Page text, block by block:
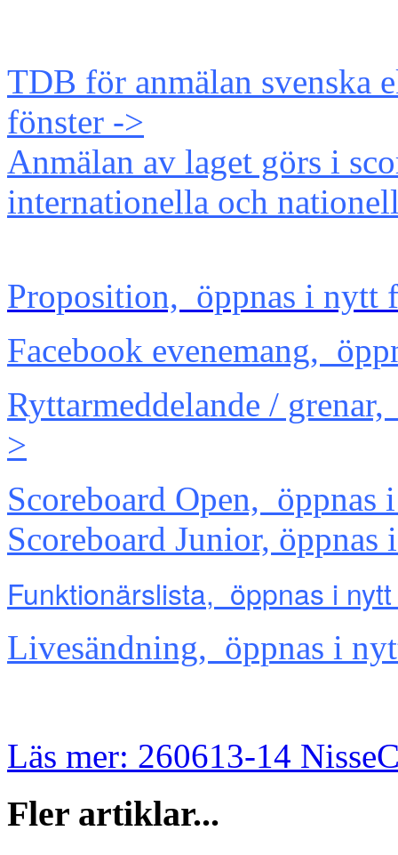
TDB för anmälan svenska
fönster ->
Anmälan av laget görs i
internationella och
Proposition, öppnas i nytt
Facebook evenemang,
Ryttarmeddelande /
>
Scoreboard Open, öppnas
Scoreboard Junior,
Funktionärslista, öppnas i
Livesändning, öppnas i
Läs mer: 260613-14
Fler artiklar...